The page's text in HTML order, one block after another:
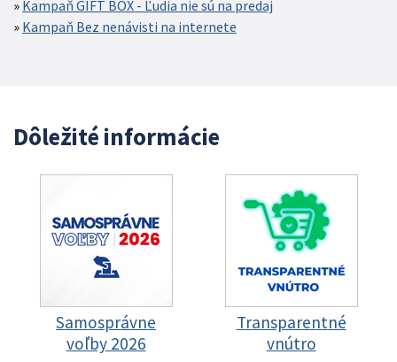
Kampaň GIFT BOX - Ľudia nie sú na predaj
Kampaň Bez nenávisti na internete
Dôležité informácie
Samosprávne
voľby 2026
Transparentné
vnútro